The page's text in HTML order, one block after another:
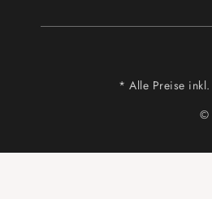
* Alle Preise inkl.
©